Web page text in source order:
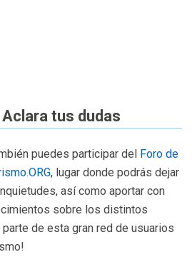
tus dudas
puedes participar del Foro de
, lugar donde podrás dejar
así como aportar con
sobre los distintos
de esta gran red de usuarios